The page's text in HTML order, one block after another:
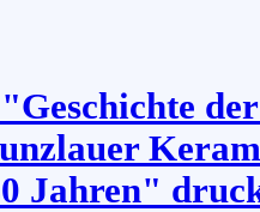
"Geschichte
Jahren"